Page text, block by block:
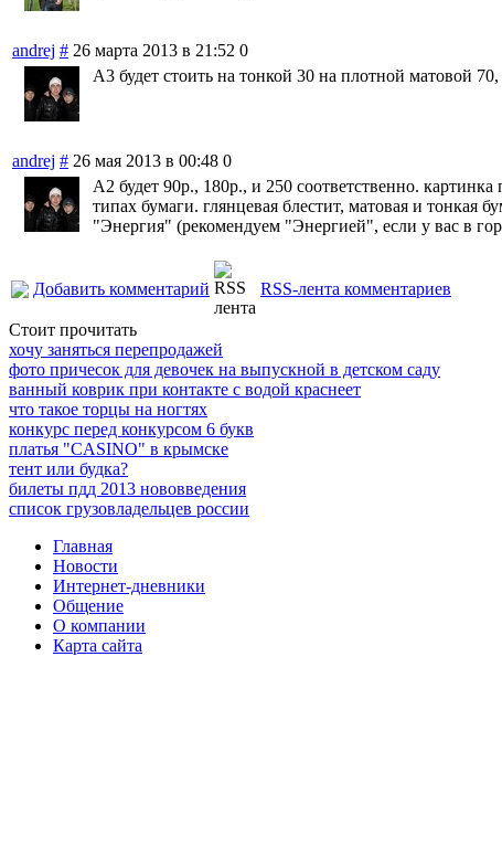
andrej # 26 марта 2013 в 21:52 0
А3 будет стоить на тонкой 30 на плотной матовой
andrej # 26 мая 2013 в 00:48 0
А2 будет 90р., 180р., и 250 соответственно. картинка
типах бумаги. глянцевая блестит, матовая и тонкая
"Энергия" (рекомендуем "Энергией", если у вас в
Добавить комментарий RSS-лента комментариев
Стоит прочитать
хочу заняться перепродажей
фото причесок для девочек на выпускной в детском саду
ванный коврик при контакте с водой краснеет
что такое торцы на ногтях
конкурс перед конкурсом 6 букв
платья "CASINO" в крымске
тент или будка?
билеты пдд 2013 нововведения
список грузовладельцев россии
Главная
Новости
Интернет-дневники
Общение
О компании
Карта сайта